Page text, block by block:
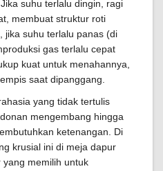
suhu terlalu dingin, ragi
membuat struktur roti
jika suhu terlalu panas (di
gas terlalu cepat
kuat untuk menahannya,
saat dipanggang.
yang tidak tertulis
mengembang hingga
ketenangan. Di
krusial ini di meja dapur
yang memilih untuk